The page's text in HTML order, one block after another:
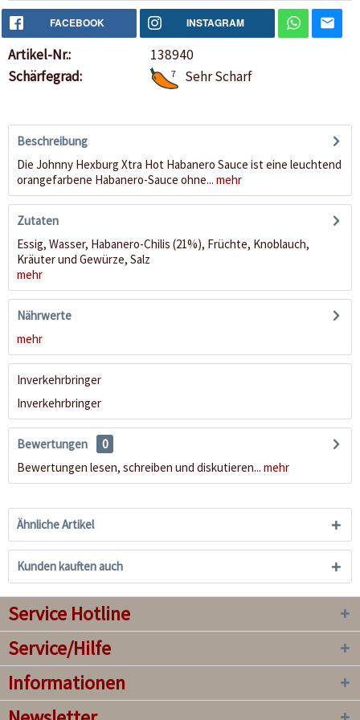
FACEBOOK INSTAGRAM
Artikel-Nr.:
138940
Schärfegrad:
7 Sehr Scharf
Beschreibung
Die Johnny Hexburg Xtra Hot Habanero Sauce ist eine leuchtend
orangefarbene Habanero-Sauce ohne... mehr
Zutaten
Essig, Wasser, Habanero-Chilis (21%), Früchte, Knoblauch,
Kräuter und Gewürze, Salz
mehr
Nährwerte
mehr
Inverkehrbringer
Inverkehrbringer
Bewertungen
0
Bewertungen lesen, schreiben und diskutieren... mehr
Ähnliche Artikel
Kunden kauften auch
Service Hotline
Service/Hilfe
Informationen